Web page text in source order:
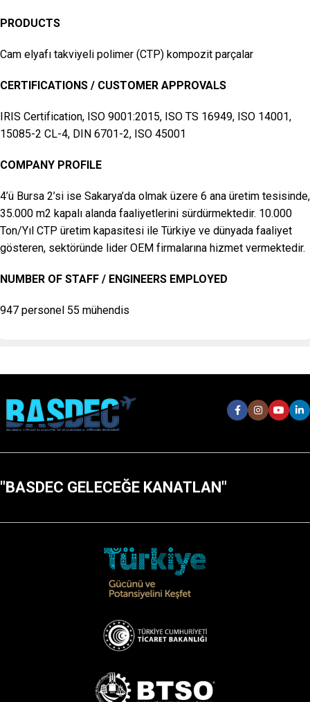
PRODUCTS
Cam elyafı takviyeli polimer (CTP) kompozit parçalar
CERTIFICATIONS / CUSTOMER APPROVALS
IRIS Certification, ISO 9001:2015, ISO TS 16949, ISO 14001,
15085-2 CL-4, DIN 6701-2, ISO 45001
COMPANY PROFILE
4’ü Bursa 2’si ise Sakarya’da olmak üzere 6 ana üretim tesisinde,
35.000 m2 kapalı alanda faaliyetlerini sürdürmektedir. 10.000
Ton/Yıl CTP üretim kapasitesi ile Türkiye ve dünyada faaliyet
gösteren, sektöründe lider OEM firmalarına hizmet vermektedir.
NUMBER OF STAFF / ENGINEERS EMPLOYED
947 personel 55 mühendis
"BASDEC GELECEĞE KANATLAN"